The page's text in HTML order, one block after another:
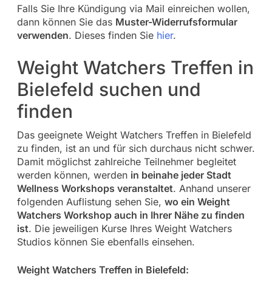
Falls Sie Ihre Kündigung via Mail einreichen wollen,
dann können Sie das Muster-Widerrufsformular
verwenden. Dieses finden Sie hier.
Weight Watchers Treffen in
Bielefeld suchen und
finden
Das geeignete Weight Watchers Treffen in Bielefeld
zu finden, ist an und für sich durchaus nicht schwer.
Damit möglichst zahlreiche Teilnehmer begleitet
werden können, werden in beinahe jeder Stadt
Wellness Workshops veranstaltet. Anhand unserer
folgenden Auflistung sehen Sie, wo ein Weight
Watchers Workshop auch in Ihrer Nähe zu finden
ist. Die jeweiligen Kurse Ihres Weight Watchers
Studios können Sie ebenfalls einsehen.
Weight Watchers Treffen in Bielefeld: